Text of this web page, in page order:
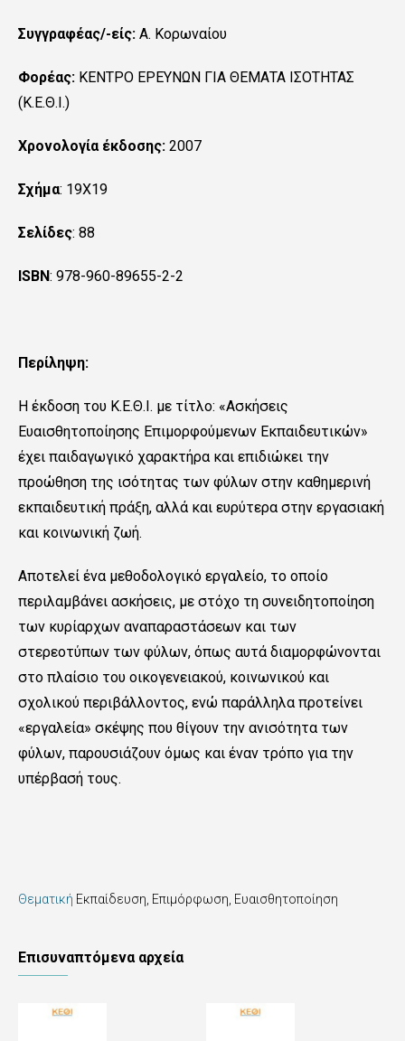
Συγγραφέας/-είς: Α. Κορωναίου
Φορέας: ΚΕΝΤΡΟ ΕΡΕΥΝΩΝ ΓΙΑ ΘΕΜΑΤΑ ΙΣΟΤΗΤΑΣ
(Κ.Ε.Θ.Ι.)
Χρονολογία έκδοσης: 2007
Σχήμα: 19Χ19
Σελίδες: 88
ISBN: 978-960-89655-2-2
Περίληψη:
Η έκδοση του Κ.Ε.Θ.Ι. με τίτλο: «Ασκήσεις
Ευαισθητοποίησης Επιμορφούμενων Εκπαιδευτικών»
έχει παιδαγωγικό χαρακτήρα και επιδιώκει την
προώθηση της ισότητας των φύλων στην καθημερινή
εκπαιδευτική πράξη, αλλά και ευρύτερα στην εργασιακή
και κοινωνική ζωή.
Αποτελεί ένα μεθοδολογικό εργαλείο, το οποίο
περιλαμβάνει ασκήσεις, με στόχο τη συνειδητοποίηση
των κυρίαρχων αναπαραστάσεων και των
στερεοτύπων των φύλων, όπως αυτά διαμορφώνονται
στο πλαίσιο του οικογενειακού, κοινωνικού και
σχολικού περιβάλλοντος, ενώ παράλληλα προτείνει
«εργαλεία» σκέψης που θίγουν την ανισότητα των
φύλων, παρουσιάζουν όμως και έναν τρόπο για την
υπέρβασή τους.
Θεματική Εκπαίδευση, Επιμόρφωση, Ευαισθητοποίηση
Επισυναπτόμενα αρχεία